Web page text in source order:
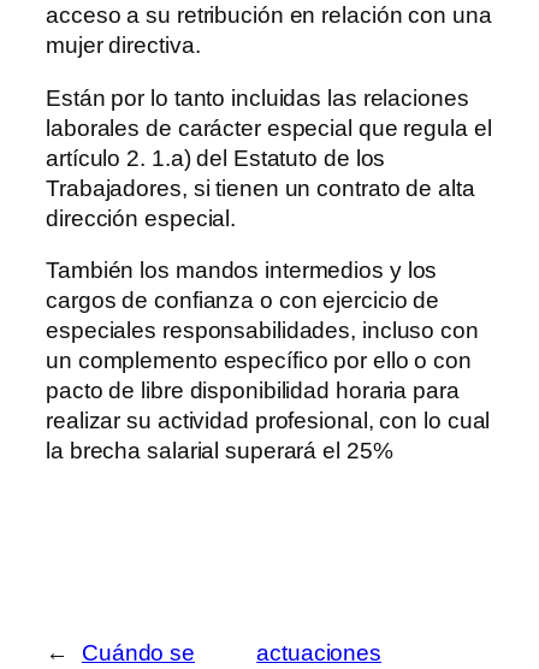
acceso a su retribución en relación con una
mujer directiva.
Están por lo tanto incluidas las relaciones
laborales de carácter especial que regula el
artículo 2. 1.a) del Estatuto de los
Trabajadores, si tienen un contrato de alta
dirección especial.
También los mandos intermedios y los
cargos de confianza o con ejercicio de
especiales responsabilidades, incluso con
un complemento específico por ello o con
pacto de libre disponibilidad horaria para
realizar su actividad profesional, con lo cual
la brecha salarial superará el 25%
←
Cuándo se
actuaciones